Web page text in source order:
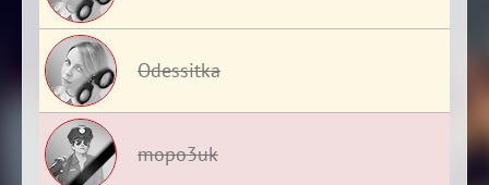
Odessitka
mopo3uk